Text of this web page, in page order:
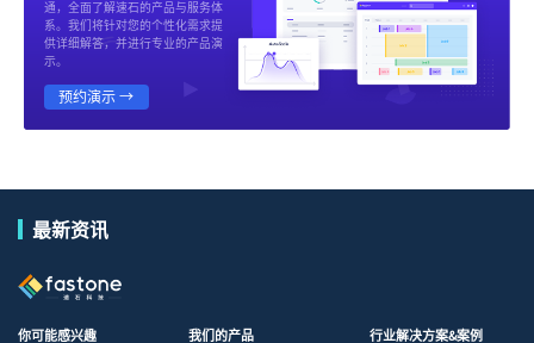
通，全面了解速石的产品与服务体
系。我们将针对您的个性化需求提
供详细解答，并进行专业的产品演
示。
预约演示 →
最新资讯
你可能感兴趣 我们的产品 行业解决方案&案例